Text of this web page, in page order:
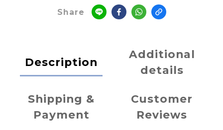
Share
Description
Additional
details
Shipping &
Payment
Customer
Reviews